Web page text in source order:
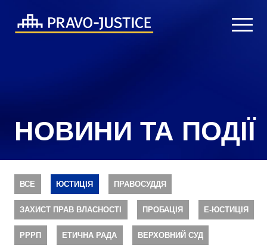
НОВИНИ ТА ПОДІЇ
ВСЕ ЮСТИЦІЯ ПРАВОСУДДЯ
ЗАХИСТ ПРАВ ВЛАСНОСТІ ПРОБАЦІЯ Е-ЮСТИЦІЯ
РРРП ЕТИЧНА РАДА ВЕРХОВНИЙ СУД